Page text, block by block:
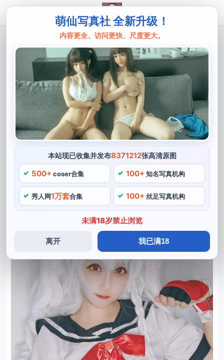
萌仙写真社 全新升级！
内容更全、访问更快、尺度更大。
本站现已收集并发布8371212张高清原图
500+ coser合集 100+ 知名写真机构
秀人网1万套合集 100+ 丝足写真机构
未满18岁禁止浏览
离开 我已满18
汐兔子
顶级照片！汐兔子cos洛天依的原图来分
享啦
汐兔子是一位颇有名气的COS博主，通过配合洛天依的声
音和动作，要数汐兔子cos洛天依的原图。也因此拥有了
众多的粉丝，除了COSPLAY之外，汐兔子成功地将这一
角色的性格魅力展现出来，她是一个非常喜欢挑战自己的
人。